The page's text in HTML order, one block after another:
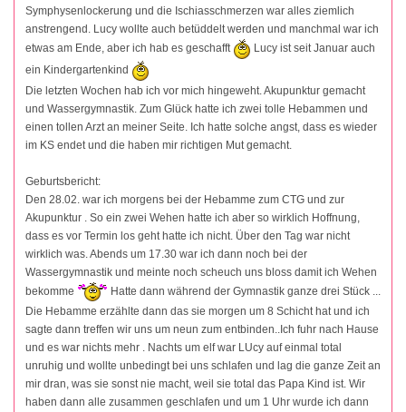
Symphysenlockerung und die Ischiasschmerzen war alles ziemlich
anstrengend. Lucy wollte auch betüddelt werden und manchmal war ich
etwas am Ende, aber ich hab es geschafft
Lucy ist seit Januar auch
ein Kindergartenkind
Die letzten Wochen hab ich vor mich hingeweht. Akupunktur gemacht
und Wassergymnastik. Zum Glück hatte ich zwei tolle Hebammen und
einen tollen Arzt an meiner Seite. Ich hatte solche angst, dass es wieder
im KS endet und die haben mir richtigen Mut gemacht.
Geburtsbericht:
Den 28.02. war ich morgens bei der Hebamme zum CTG und zur
Akupunktur . So ein zwei Wehen hatte ich aber so wirklich Hoffnung,
dass es vor Termin los geht hatte ich nicht. Über den Tag war nicht
wirklich was. Abends um 17.30 war ich dann noch bei der
Wassergymnastik und meinte noch scheuch uns bloss damit ich Wehen
bekomme
Hatte dann während der Gymnastik ganze drei Stück ...
Die Hebamme erzählte dann das sie morgen um 8 Schicht hat und ich
sagte dann treffen wir uns um neun zum entbinden..Ich fuhr nach Hause
und es war nichts mehr . Nachts um elf war LUcy auf einmal total
unruhig und wollte unbedingt bei uns schlafen und lag die ganze Zeit an
mir dran, was sie sonst nie macht, weil sie total das Papa Kind ist. Wir
haben dann alle zusammen geschlafen und um 1 Uhr wurde ich dann